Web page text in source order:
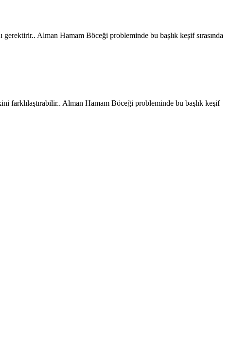
gerektirir.. Alman Hamam Böceği probleminde bu başlık keşif sırasında
farklılaştırabilir.. Alman Hamam Böceği probleminde bu başlık keşif